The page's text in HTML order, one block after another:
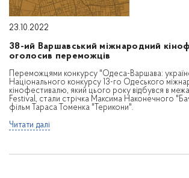
23.10.2022
38-ий Варшавський міжнародний
оголосив переможців
Переможцями конкурсу "Одеса-Варшава:
Національного конкурсу 13-го Одеського
кінофестивалю, який цього року відбувся в
Festival, стали стрічка Максима Наконечного
фільм Тараса Томенка "Терикони".
Читати далі